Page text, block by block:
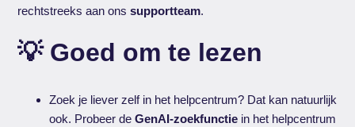
rechtstreeks aan onssupportteam.
💡 Goed om te lezen
Zoek je liever zelf in het helpcentrum? Dat kan natuurlijk
ook. Probeer deGenAI-zoekfunctie in het helpcentrum